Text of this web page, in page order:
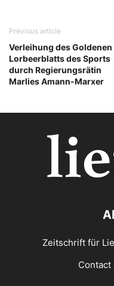
Previous article
Verleihung des Goldenen
Lorbeerblatts des Sports
durch Regierungsrätin
Marlies Amann-Marxer
Zeitschrift für
Contact